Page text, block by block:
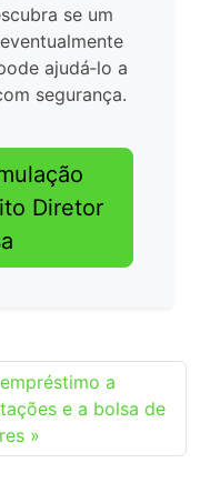
se um
ajudá‑lo a
segurança.
Diretor
a
e a bolsa de